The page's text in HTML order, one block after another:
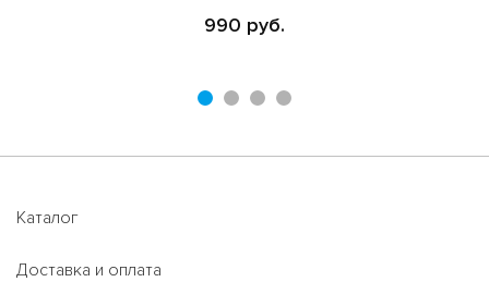
990 руб.
Каталог
Доставка и оплата